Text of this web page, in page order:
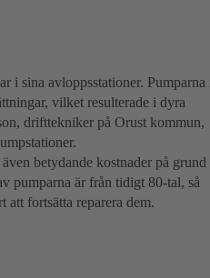
i sina avloppsstationer. Pumparna
vilket resulterade i dyra
drifttekniker på Orust kommun,
betydande kostnader på grund
pumparna är från tidigt 80-tal, så
att fortsätta reparera dem.